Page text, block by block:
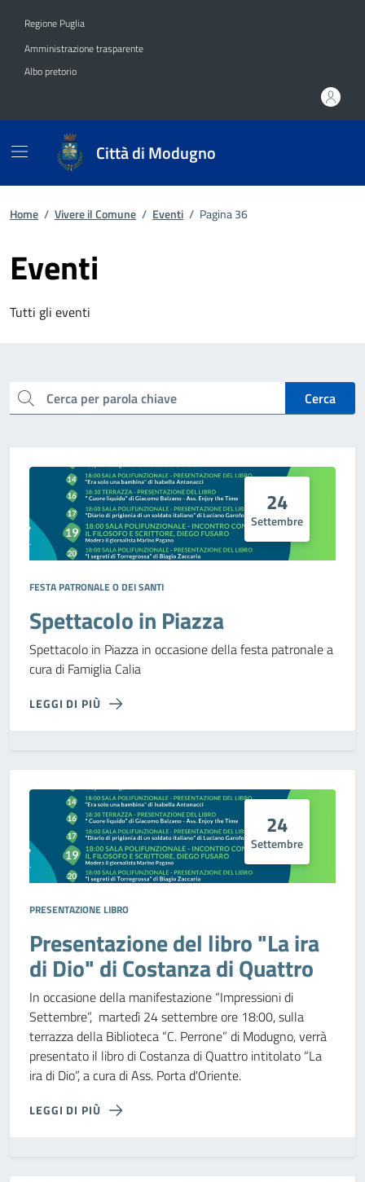
Regione Puglia
Amministrazione trasparente
Albo pretorio
Città di Modugno
Home / Vivere il Comune / Eventi / Pagina 36
Eventi
Tutti gli eventi
cerca Cerca
24
Settembre
FESTA PATRONALE O DEI SANTI
Spettacolo in Piazza
Spettacolo in Piazza in occasione della festa patronale a
cura di Famiglia Calia
LEGGI DI PIÙ
24
Settembre
PRESENTAZIONE LIBRO
Presentazione del libro "La ira
di Dio" di Costanza di Quattro
In occasione della manifestazione “Impressioni di
Settembre”, martedì 24 settembre ore 18:00, sulla
terrazza della Biblioteca “C. Perrone” di Modugno, verrà
presentato il libro di Costanza di Quattro intitolato “La
ira di Dio”, a cura di Ass. Porta d'Oriente.
LEGGI DI PIÙ